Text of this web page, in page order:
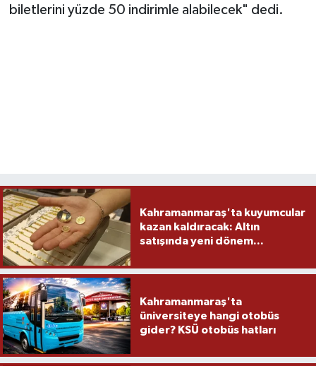
biletlerini yüzde 50 indirimle alabilecek" dedi.
Kahramanmaraş'ta kuyumcular
kazan kaldıracak: Altın
satışında yeni dönem...
Kahramanmaraş'ta
üniversiteye hangi otobüs
gider? KSÜ otobüs hatları